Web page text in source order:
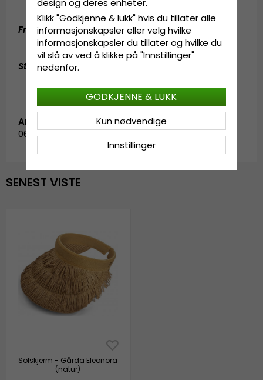
Fremstilt av:80% papirstrå, 20% polyester
Størrelsesinformasjon
Artikkel-ID:
0617518.2.garda.eleonora.nature
SENEST VISTE
Solskjerm - Gårda Eleonora
(natur)
design og deres enheter.
Klikk "Godkjenne & lukk" hvis du tillater alle
informasjonskapsler eller velg hvilke
informasjonskapsler du tillater og hvilke du
vil slå av ved å klikke på "Innstillinger"
nedenfor.
Innstillinger
Kun nødvendige
GODKJENNE & LUKK